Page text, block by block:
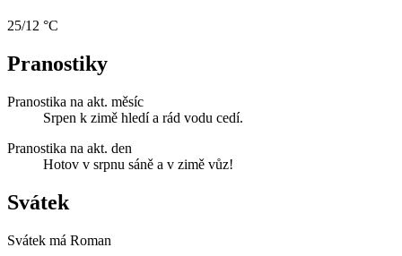
25/12 °C
Pranostiky
Pranostika na akt. měsíc
Srpen k zimě hledí a rád vodu cedí.
Pranostika na akt. den
Hotov v srpnu sáně a v zimě vůz!
Svátek
Svátek má Roman